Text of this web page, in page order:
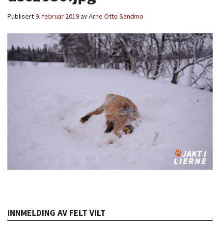
Publisert9. februar 2019avArne Otto Sandmo
INNMELDING AV FELT VILT